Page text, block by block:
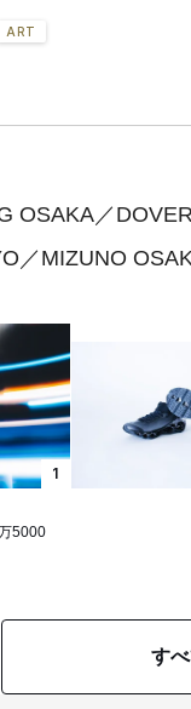
ART
OSAKA／
／MIZUNO
1
5000
す